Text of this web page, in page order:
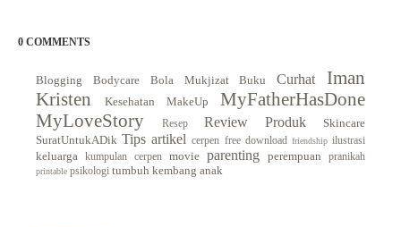
0 COMMENTS
Blogging Bodycare Bola Mukjizat Buku Curhat
Iman
Kristen
Kesehatan MakeUp
MyFatherHasDone
MyLoveStory
Resep Review Produk
Skincare
SuratUntukADik Tips artikel cerpen free download friendship ilustrasi
keluarga kumpulan cerpen movie parenting perempuan pranikah
printable psikologi tumbuh kembang anak